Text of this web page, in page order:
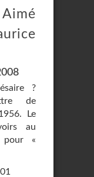
?
de
Le
au
pour «